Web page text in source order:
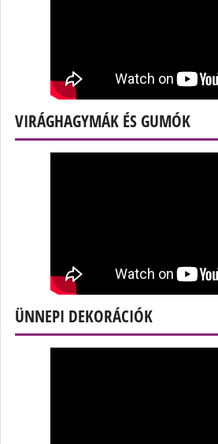
VIRÁGHAGYMÁK ÉS GUMÓK
ÜNNEPI DEKORÁCIÓK